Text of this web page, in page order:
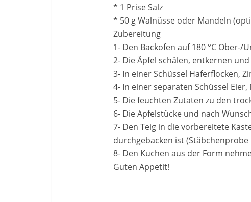
* 1 Prise Salz
* 50 g Walnüsse oder Mandeln
Zubereitung
1- Den Backofen auf 180 °C
2- Die Äpfel schälen, entkernen
3- In einer Schüssel Haferflocken,
4- In einer separaten Schüssel
5- Die feuchten Zutaten zu den
6- Die Apfelstücke und nach
7- Den Teig in die vorbereitete
durchgebacken ist (Stäbchenprobe
8- Den Kuchen aus der Form
Guten Appetit!